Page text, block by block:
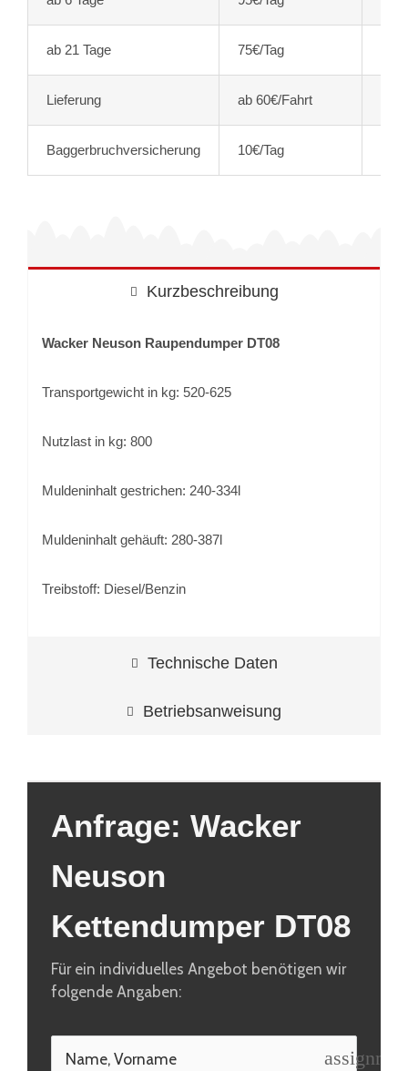
ab 21 Tage 75€/Tag
Lieferung ab 60€/Fahrt
Baggerbruchversicherung 10€/Tag
Kurzbeschreibung
Wacker Neuson Raupendumper DT08
Transportgewicht in kg: 520-625
Nutzlast in kg: 800
Muldeninhalt gestrichen: 240-334l
Muldeninhalt gehäuft: 280-387l
Treibstoff: Diesel/Benzin
Technische Daten
Betriebsanweisung
Anfrage: Wacker
Neuson
Kettendumper DT08
Für ein individuelles Angebot benötigen wir
folgende Angaben: